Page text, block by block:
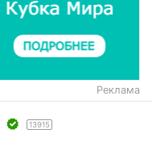
Реклама
13915